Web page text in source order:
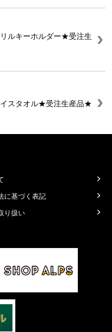
ルキーホルダー★受注生
イスタオル★受注生産品★
に基づく表記
り扱い